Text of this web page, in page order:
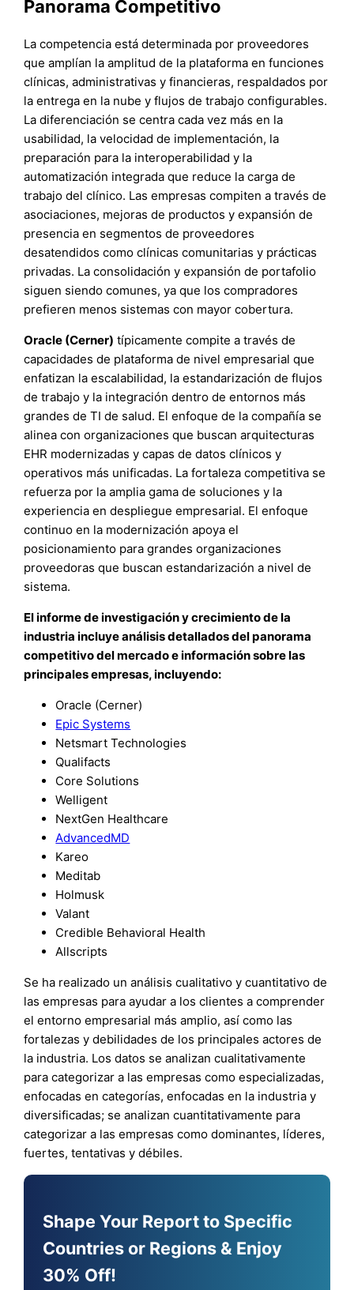
Panorama Competitivo
La competencia está determinada por proveedores
que amplían la amplitud de la plataforma en funciones
clínicas, administrativas y financieras, respaldados por
la entrega en la nube y flujos de trabajo configurables.
La diferenciación se centra cada vez más en la
usabilidad, la velocidad de implementación, la
preparación para la interoperabilidad y la
automatización integrada que reduce la carga de
trabajo del clínico. Las empresas compiten a través de
asociaciones, mejoras de productos y expansión de
presencia en segmentos de proveedores
desatendidos como clínicas comunitarias y prácticas
privadas. La consolidación y expansión de portafolio
siguen siendo comunes, ya que los compradores
prefieren menos sistemas con mayor cobertura.
Oracle (Cerner) típicamente compite a través de
capacidades de plataforma de nivel empresarial que
enfatizan la escalabilidad, la estandarización de flujos
de trabajo y la integración dentro de entornos más
grandes de TI de salud. El enfoque de la compañía se
alinea con organizaciones que buscan arquitecturas
EHR modernizadas y capas de datos clínicos y
operativos más unificadas. La fortaleza competitiva se
refuerza por la amplia gama de soluciones y la
experiencia en despliegue empresarial. El enfoque
continuo en la modernización apoya el
posicionamiento para grandes organizaciones
proveedoras que buscan estandarización a nivel de
sistema.
El informe de investigación y crecimiento de la
industria incluye análisis detallados del panorama
competitivo del mercado e información sobre las
principales empresas, incluyendo:
Oracle (Cerner)
Epic Systems
Netsmart Technologies
Qualifacts
Core Solutions
Welligent
NextGen Healthcare
AdvancedMD
Kareo
Meditab
Holmusk
Valant
Credible Behavioral Health
Allscripts
Se ha realizado un análisis cualitativo y cuantitativo de
las empresas para ayudar a los clientes a comprender
el entorno empresarial más amplio, así como las
fortalezas y debilidades de los principales actores de
la industria. Los datos se analizan cualitativamente
para categorizar a las empresas como especializadas,
enfocadas en categorías, enfocadas en la industria y
diversificadas; se analizan cuantitativamente para
categorizar a las empresas como dominantes, líderes,
fuertes, tentativas y débiles.
Shape Your Report to Specific
Countries or Regions & Enjoy
30% Off!